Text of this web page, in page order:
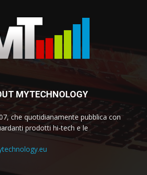
MYTECHNOLOGY
che quotidianamente pubblica con
prodotti hi-tech e le